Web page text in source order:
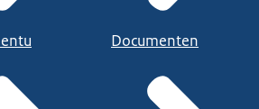
Documenten